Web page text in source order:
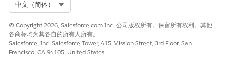
中文（简体）
© Copyright 2026, Salesforce.com Inc. 公司版权所有。保留所有权利。其他
各商标均为其各自的所有人所有。
Salesforce, Inc. Salesforce Tower, 415 Mission Street, 3rd Floor, San
Francisco, CA 94105, United States